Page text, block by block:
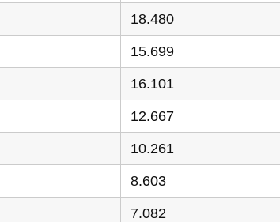
18.480
15.699
16.101
12.667
10.261
8.603
7.082